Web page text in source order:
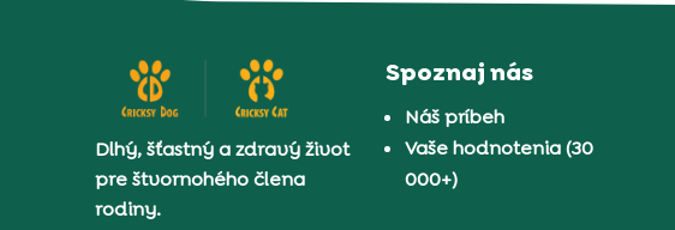
Dlhý, šťastný a zdravý život
pre štvornohého člena
rodiny.
Spoznaj nás
Náš príbeh
Vaše hodnotenia (30
000+)